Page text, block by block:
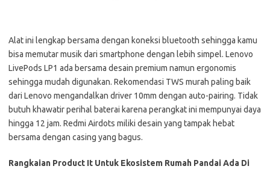
Alat ini lengkap bersama dengan koneksi bluetooth sehingga kamu
bisa memutar musik dari smartphone dengan lebih simpel. Lenovo
LivePods LP1 ada bersama desain premium namun ergonomis
sehingga mudah digunakan. Rekomendasi TWS murah paling baik
dari Lenovo mengandalkan driver 10mm dengan auto-pairing. Tidak
butuh khawatir perihal baterai karena perangkat ini mempunyai daya
hingga 12 jam. Redmi Airdots miliki desain yang tampak hebat
bersama dengan casing yang bagus.
Rangkaian Product It Untuk Ekosistem Rumah Pandai Ada Di